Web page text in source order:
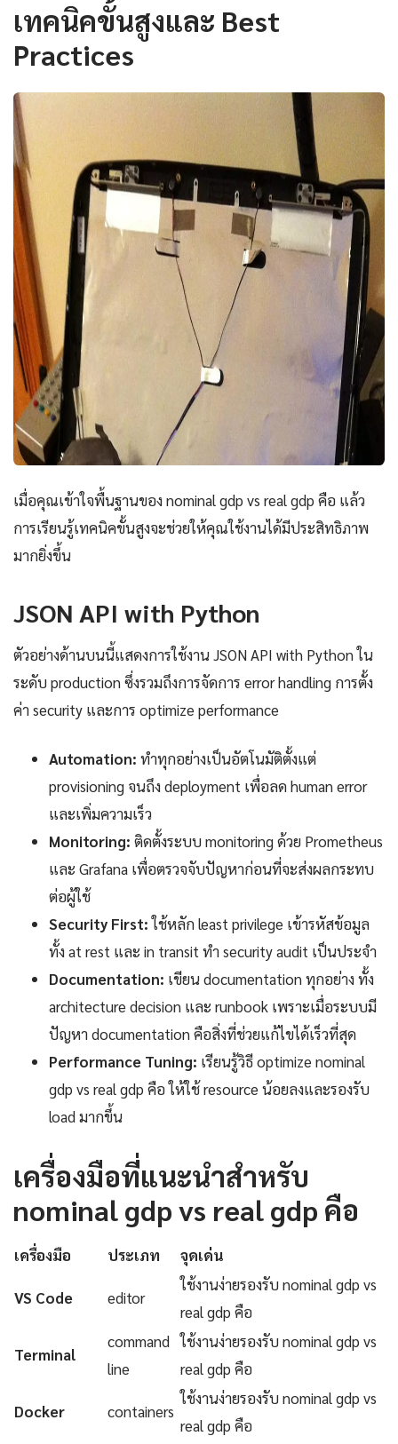
เทคนิคขั้นสูงและ Best
Practices
เมื่อคุณเข้าใจพื้นฐานของ nominal gdp vs real gdp คือ แล้ว
การเรียนรู้เทคนิคขั้นสูงจะช่วยให้คุณใช้งานได้มีประสิทธิภาพ
มากยิ่งขึ้น
JSON API with Python
ตัวอย่างด้านบนนี้แสดงการใช้งาน JSON API with Python ใน
ระดับ production ซึ่งรวมถึงการจัดการ error handling การตั้ง
ค่า security และการ optimize performance
Automation: ทำทุกอย่างเป็นอัตโนมัติตั้งแต่
provisioning จนถึง deployment เพื่อลด human error
และเพิ่มความเร็ว
Monitoring: ติดตั้งระบบ monitoring ด้วย Prometheus
และ Grafana เพื่อตรวจจับปัญหาก่อนที่จะส่งผลกระทบ
ต่อผู้ใช้
Security First:ใช้หลัก least privilege เข้ารหัสข้อมูล
ทั้ง at rest และ in transit ทำ security audit เป็นประจำ
Documentation: เขียน documentation ทุกอย่าง ทั้ง
architecture decision และ runbook เพราะเมื่อระบบมี
ปัญหา documentation คือสิ่งที่ช่วยแก้ไขได้เร็วที่สุด
Performance Tuning: เรียนรู้วิธี optimize nominal
gdp vs real gdp คือ ให้ใช้ resource น้อยลงและรองรับ
load มากขึ้น
เครื่องมือที่แนะนำสำหรับ
nominal gdp vs real gdp คือ
เครื่องมือ ประเภท จุดเด่น
VS Code editor
ใช้งานง่ายรองรับ nominal gdp vs
real gdp คือ
Terminal
command
line
ใช้งานง่ายรองรับ nominal gdp vs
real gdp คือ
Docker containers
ใช้งานง่ายรองรับ nominal gdp vs
real gdp คือ